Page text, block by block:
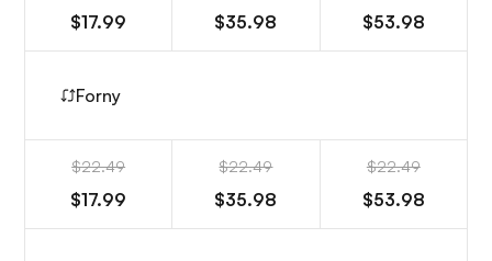
$17.99 $35.98 $53.98
Forny
$22.49
$17.99
$22.49
$35.98
$22.49
$53.98